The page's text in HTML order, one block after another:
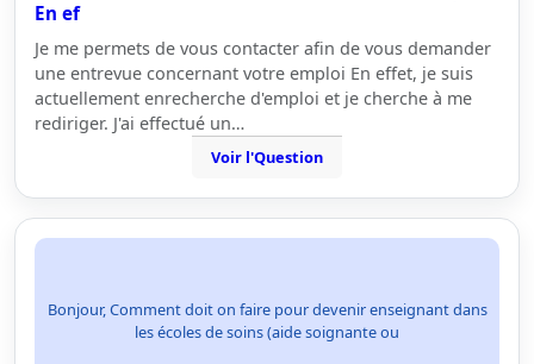
En ef
Je me permets de vous contacter afin de vous demander
une entrevue concernant votre emploi En effet, je suis
actuellement enrecherche d'emploi et je cherche à me
rediriger. J'ai effectué un…
Voir l'Question
Bonjour, Comment doit on faire pour devenir enseignant dans
les écoles de soins (aide soignante ou